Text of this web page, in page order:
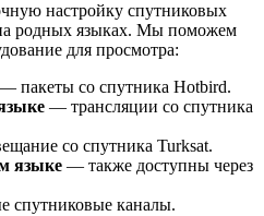
настройку спутниковых
родных языках. Мы поможем
для просмотра:
— пакеты со спутника Hotbird.
— трансляции со спутника
со спутника Turksat.
языке — также доступны через
спутниковые каналы.